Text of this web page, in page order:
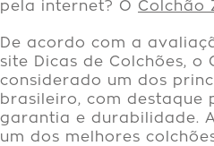
pela internet? O Colchão
De acordo com a
site Dicas de Colchões, o
considerado um dos
brasileiro, com destaque
garantia e durabilidade.
um dos melhores